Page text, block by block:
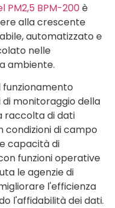
PM2,5 BPM-200è
alla crescente
automatizzato e
nelle
ambiente.
monitoraggio della
raccolta di dati
condizioni di campo
capacità di
funzioni operative
le agenzie di
l'efficienza
l'affidabilità dei dati.